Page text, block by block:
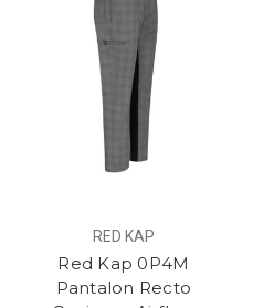
RED KAP
Red Kap 0P4M
Pantalon Recto